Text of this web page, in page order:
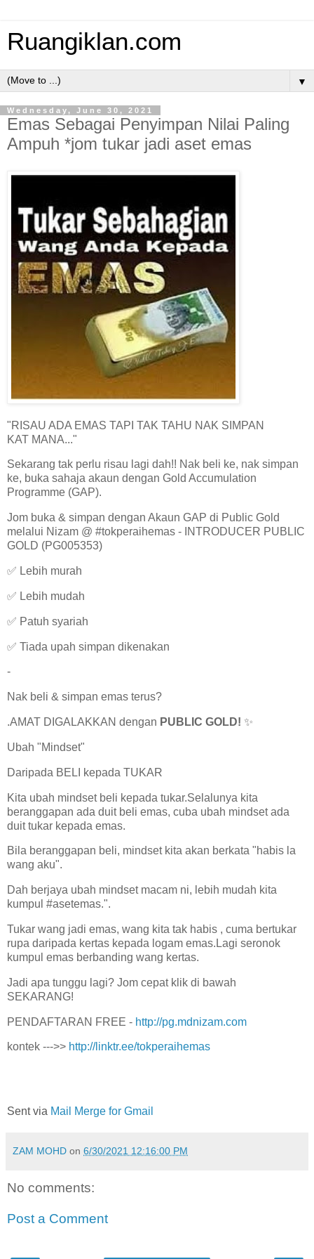
Ruangiklan.com
▼
Wednesday, June 30, 2021
Emas Sebagai Penyimpan Nilai Paling
Ampuh *jom tukar jadi aset emas
"RISAU ADA EMAS TAPI TAK TAHU NAK SIMPAN
KAT MANA..."
Sekarang tak perlu risau lagi dah!! Nak beli ke, nak simpan
ke, buka sahaja akaun dengan Gold Accumulation
Programme (GAP).
Jom buka & simpan dengan Akaun GAP di Public Gold
melalui Nizam @ #tokperaihemas - INTRODUCER PUBLIC
GOLD (PG005353)
✅ Lebih murah
✅ Lebih mudah
✅ Patuh syariah
✅ Tiada upah simpan dikenakan
-
Nak beli & simpan emas terus?
.AMAT DIGALAKKAN dengan PUBLIC GOLD! ✨
Ubah "Mindset"
Daripada BELI kepada TUKAR
Kita ubah mindset beli kepada tukar.Selalunya kita
beranggapan ada duit beli emas, cuba ubah mindset ada
duit tukar kepada emas.
Bila beranggapan beli, mindset kita akan berkata "habis la
wang aku".
Dah berjaya ubah mindset macam ni, lebih mudah kita
kumpul #asetemas.".
Tukar wang jadi emas, wang kita tak habis , cuma bertukar
rupa daripada kertas kepada logam emas.Lagi seronok
kumpul emas berbanding wang kertas.
Jadi apa tunggu lagi? Jom cepat klik di bawah
SEKARANG!
PENDAFTARAN FREE - http://pg.mdnizam.com
kontek --->> http://linktr.ee/tokperaihemas
Sent via Mail Merge for Gmail
ZAM MOHD on 6/30/2021 12:16:00 PM
No comments:
Post a Comment